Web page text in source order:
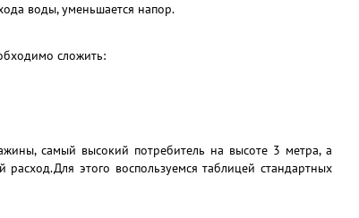
воды, уменьшается напор.
сложить:
самый высокий потребитель на высоте 3 метра, а
этого воспользуемся таблицей стандартных